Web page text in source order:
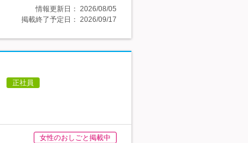
情報更新日： 2026/08/05
掲載終了予定日： 2026/09/17
正社員
女性のおしごと掲載中